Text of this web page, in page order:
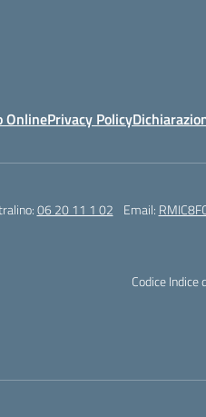
OnlinePrivacy Policy
06 20 11 1 02 Email:
Codice